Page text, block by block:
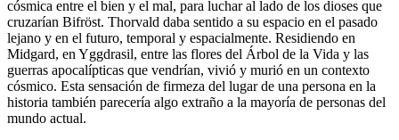
cósmica entre el bien y el mal, para luchar al lado de los dioses que
cruzarían Bifröst. Thorvald daba sentido a su espacio en el pasado
lejano y en el futuro, temporal y espacialmente. Residiendo en
Midgard, en Yggdrasil, entre las flores del Árbol de la Vida y las
guerras apocalípticas que vendrían, vivió y murió en un contexto
cósmico. Esta sensación de firmeza del lugar de una persona en la
historia también parecería algo extraño a la mayoría de personas del
mundo actual.